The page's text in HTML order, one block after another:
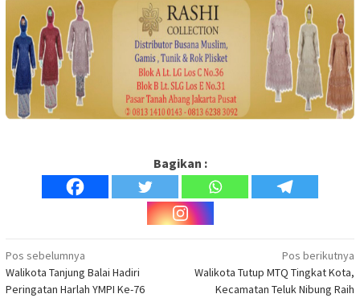
Bagikan :
Navigasi
pos
Pos sebelumnya
Walikota Tanjung Balai Hadiri
Peringatan Harlah YMPI Ke-76
Pos berikutnya
Walikota Tutup MTQ Tingkat Kota,
Kecamatan Teluk Nibung Raih